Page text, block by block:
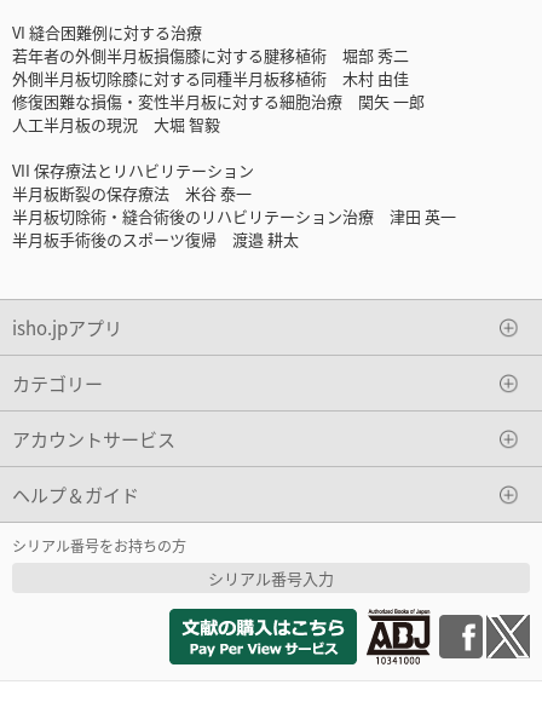
VI 縫合困難例に対する治療
若年者の外側半月板損傷膝に対する腱移植術 堀部 秀二
外側半月板切除膝に対する同種半月板移植術 木村 由佳
修復困難な損傷・変性半月板に対する細胞治療 関矢 一郎
人工半月板の現況 大堀 智毅
VII 保存療法とリハビリテーション
半月板断裂の保存療法 米谷 泰一
半月板切除術・縫合術後のリハビリテーション治療 津田 英一
半月板手術後のスポーツ復帰 渡邉 耕太
isho.jpアプリ
カテゴリー
アカウントサービス
ヘルプ＆ガイド
シリアル番号をお持ちの方
シリアル番号入力